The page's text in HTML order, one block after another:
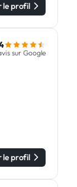
le profil
sur Google
le profil